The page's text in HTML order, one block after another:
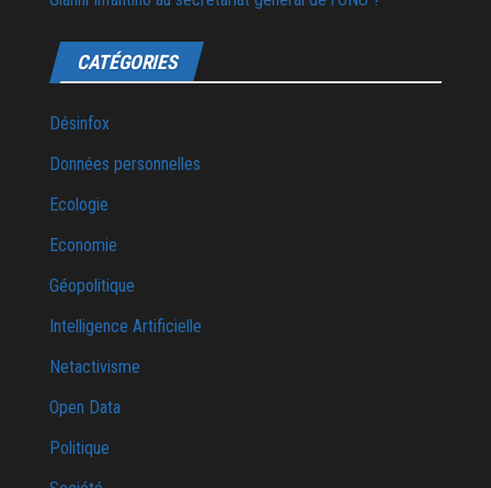
CATÉGORIES
Désinfox
Données personnelles
Ecologie
Economie
Géopolitique
Intelligence Artificielle
Netactivisme
Open Data
Politique